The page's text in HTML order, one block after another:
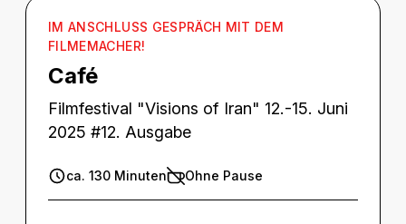
IM ANSCHLUSS GESPRÄCH MIT DEM
FILMEMACHER!
Café
Filmfestival "Visions of Iran" 12.-15. Juni
2025 #12. Ausgabe
ca. 130 Minuten Ohne Pause